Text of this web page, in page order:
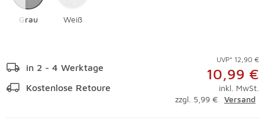
Grau Weiß
in 2 - 4 Werktage
Kostenlose Retoure
UVP* 12,90 €
10,99 €
inkl. MwSt.
zzgl. 5,99 €
Versand